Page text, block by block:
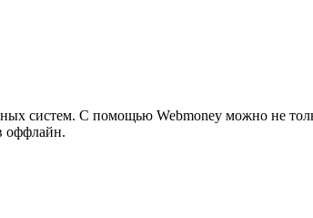
систем. С помощью Webmoney можно не
оффлайн.